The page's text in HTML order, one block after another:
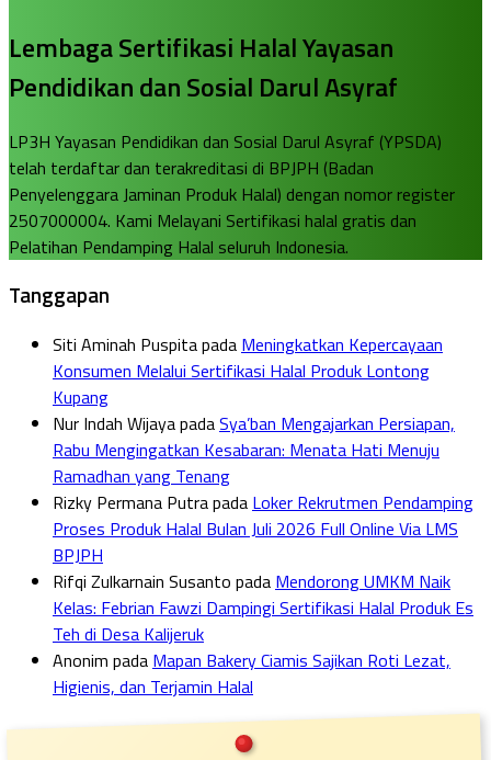
Lembaga Sertifikasi Halal Yayasan
Pendidikan dan Sosial Darul Asyraf
LP3H Yayasan Pendidikan dan Sosial Darul Asyraf (YPSDA)
telah terdaftar dan terakreditasi di BPJPH (Badan
Penyelenggara Jaminan Produk Halal) dengan nomor register
2507000004. Kami Melayani Sertifikasi halal gratis dan
Pelatihan Pendamping Halal seluruh Indonesia.
Tanggapan
Siti Aminah Puspitapada Meningkatkan Kepercayaan
Konsumen Melalui Sertifikasi Halal Produk Lontong
Kupang
Nur Indah WijayapadaSya’ban Mengajarkan Persiapan,
Rabu Mengingatkan Kesabaran: Menata Hati Menuju
Ramadhan yang Tenang
Rizky Permana Putrapada Loker Rekrutmen Pendamping
Proses Produk Halal Bulan Juli 2026 Full Online Via LMS
BPJPH
Rifqi Zulkarnain Susanto pada Mendorong UMKM Naik
Kelas: Febrian Fawzi Dampingi Sertifikasi Halal Produk Es
Teh di Desa Kalijeruk
Anonim pada Mapan Bakery Ciamis Sajikan Roti Lezat,
Higienis, dan Terjamin Halal